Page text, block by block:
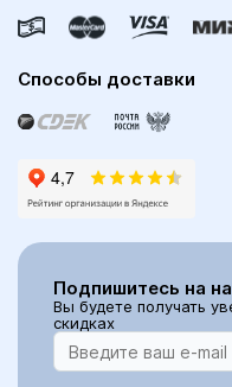
Способы доставки
Подпишитесь на
Вы будете получать
скидках